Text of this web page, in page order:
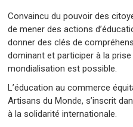
Convaincu du pouvoir des
de mener des actions
donner des clés de
dominant et participer à la
mondialisation est possible.
L’éducation au commerce
Artisans du Monde, s’inscrit
à la solidarité internationale.